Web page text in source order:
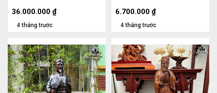
4 tháng trước
36.000.000 ₫
4 tháng trước
6.700.000 ₫